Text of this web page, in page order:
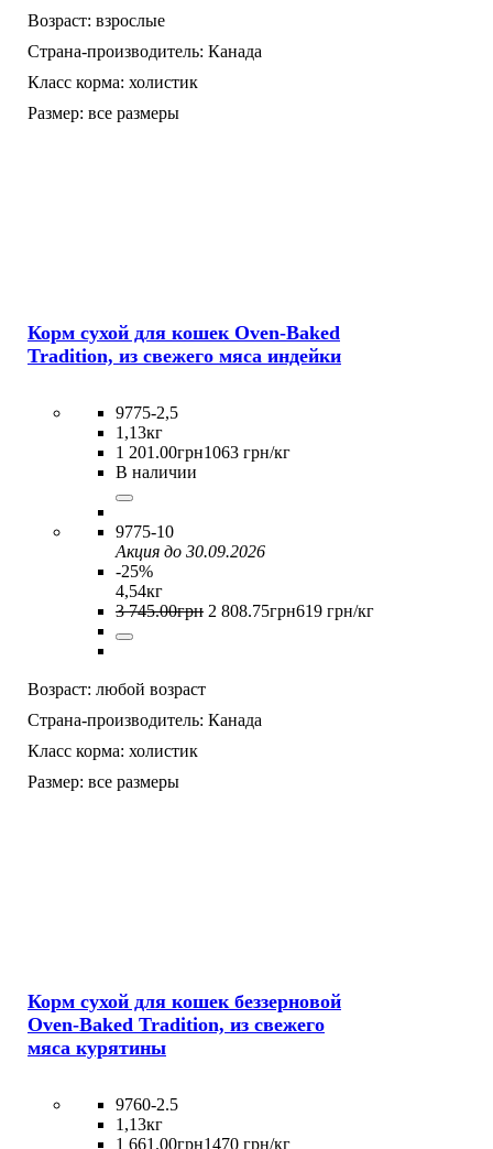
Возраст: взрослые
Страна-производитель: Канада
Класс корма: холистик
Размер: все размеры
Корм сухой для кошек Oven-Baked
Tradition, из свежего мяса индейки
9775-2,5
1,13кг
1 201 .00грн1063 грн/кг
В наличии
9775-10
Акция до 30.09.2026
-25%
4,54кг
3 745.00грн 2 808.75грн619 грн/кг
Возраст: любой возраст
Страна-производитель: Канада
Класс корма: холистик
Размер: все размеры
Корм сухой для кошек беззерновой
Oven-Baked Tradition, из свежего
мяса курятины
9760-2.5
1,13кг
1 661 .00грн1470 грн/кг